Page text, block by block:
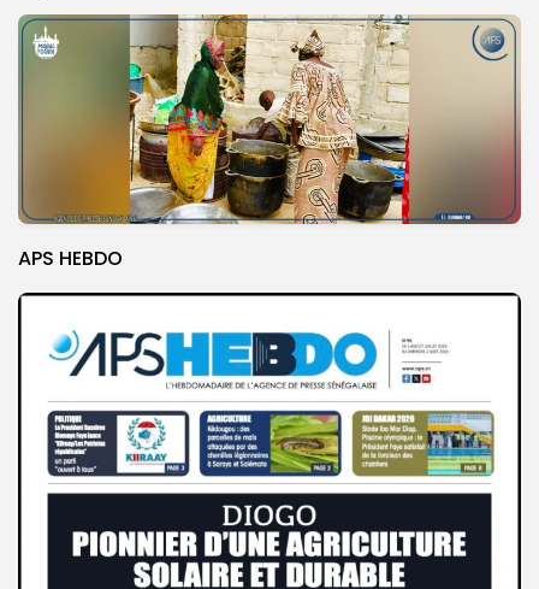
APS HEBDO